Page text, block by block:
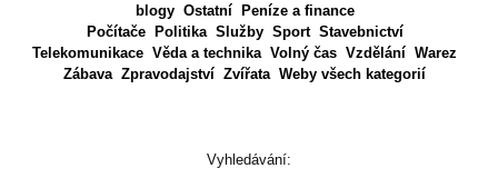
blogy Ostatní
Peníze a finance
Počítače
Politika Služby Sport Stavebnictví
Telekomunikace Věda a technika Volný čas Vzdělání Warez
Zábava Zpravodajství Zvířata Weby všech kategorií
Vyhledávání: